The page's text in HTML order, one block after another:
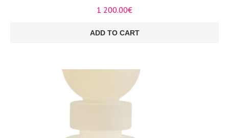
1 200.00€
ADD TO CART